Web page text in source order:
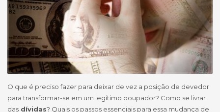
O que é preciso fazer para deixar de vez a posição de devedor
para transformar-se em um legítimo poupador? Como se livrar
das dívidas? Quais os passos essenciais para essa mudança de